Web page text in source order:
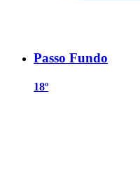
Passo Fundo
18º